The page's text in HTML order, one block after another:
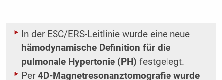
In der ESC/ERS-Leitlinie wurde eine neue
hämodynamische Definition für die
pulmonale Hypertonie (PH) festgelegt.
Per4D-Magnetresonanztomografie wurde